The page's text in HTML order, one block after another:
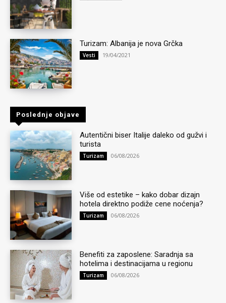
Turizam: Albanija je nova Grčka
Vesti 19/04/2021
Poslednje objave
Autentični biser Italije daleko od gužvi i
turista
Turizam 06/08/2026
Više od estetike – kako dobar dizajn
hotela direktno podiže cene noćenja?
Turizam 06/08/2026
Benefiti za zaposlene: Saradnja sa
hotelima i destinacijama u regionu
Turizam 06/08/2026